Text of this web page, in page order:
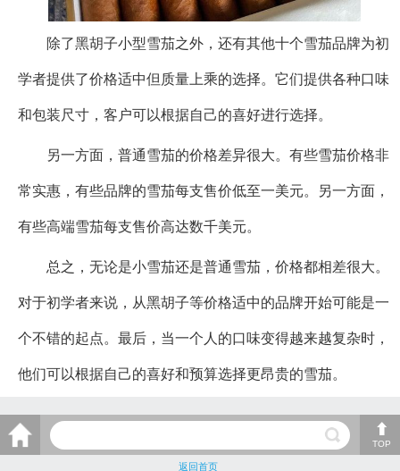
除了黑胡子小型雪茄之外，还有其他十个雪茄品牌为初
学者提供了价格适中但质量上乘的选择。它们提供各种口味
和包装尺寸，客户可以根据自己的喜好进行选择。
另一方面，普通雪茄的价格差异很大。有些雪茄价格非
常实惠，有些品牌的雪茄每支售价低至一美元。另一方面，
有些高端雪茄每支售价高达数千美元。
总之，无论是小雪茄还是普通雪茄，价格都相差很大。
对于初学者来说，从黑胡子等价格适中的品牌开始可能是一
个不错的起点。最后，当一个人的口味变得越来越复杂时，
他们可以根据自己的喜好和预算选择更昂贵的雪茄。
TOP
返回首页